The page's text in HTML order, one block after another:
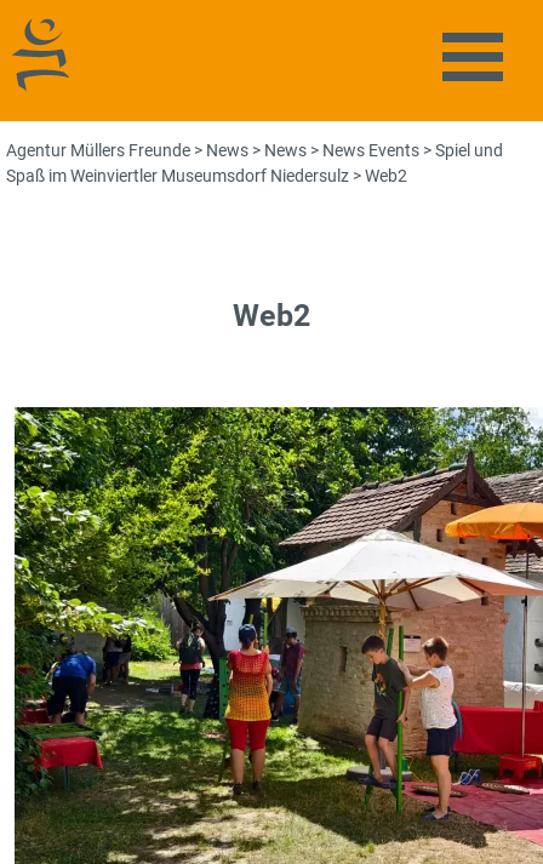
Agentur Müllers Freunde
Agentur Müllers Freunde > News > News > News Events >Spiel und
Spaß im Weinviertler Museumsdorf Niedersulz >Web2
Web2